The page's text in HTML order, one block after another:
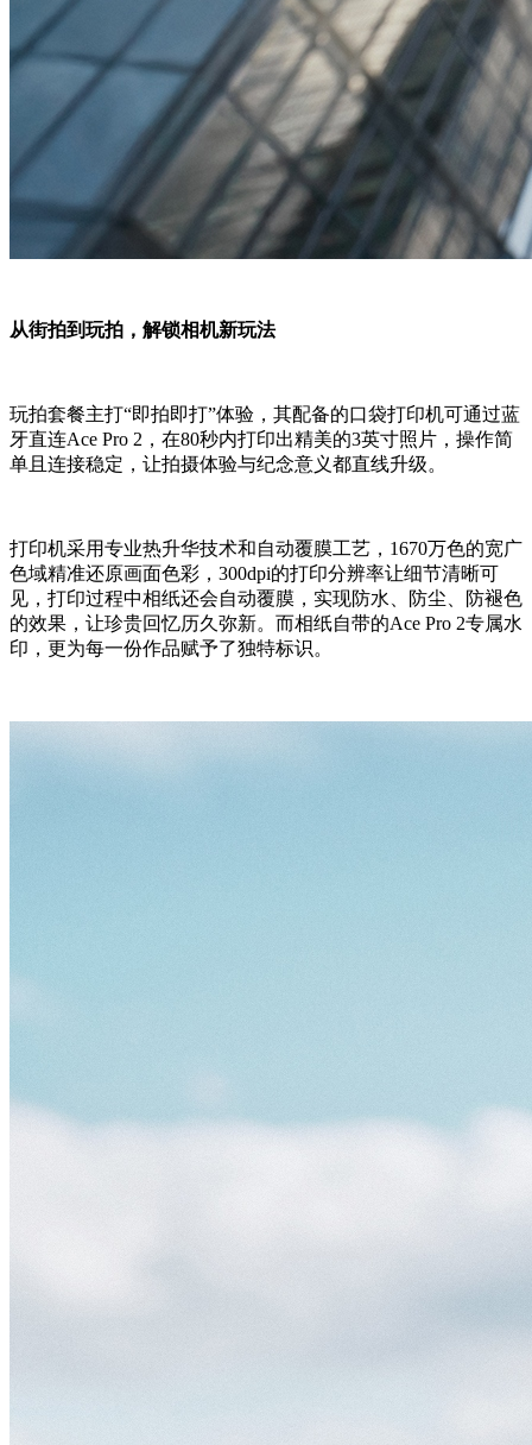
从街拍到玩拍，解锁相机新玩法
玩拍套餐主打“即拍即打”体验，其配备的口袋打印机可通过蓝
牙直连Ace Pro 2，在80秒内打印出精美的3英寸照片，操作简
单且连接稳定，让拍摄体验与纪念意义都直线升级。
打印机采用专业热升华技术和自动覆膜工艺，1670万色的宽广
色域精准还原画面色彩，300dpi的打印分辨率让细节清晰可
见，打印过程中相纸还会自动覆膜，实现防水、防尘、防褪色
的效果，让珍贵回忆历久弥新。而相纸自带的Ace Pro 2专属水
印，更为每一份作品赋予了独特标识。